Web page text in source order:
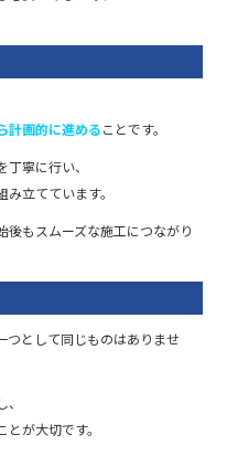
計画的に進めることです。
寧に行い、
立てています。
もスムーズな施工につながり
つとして同じものはありませ
が大切です。